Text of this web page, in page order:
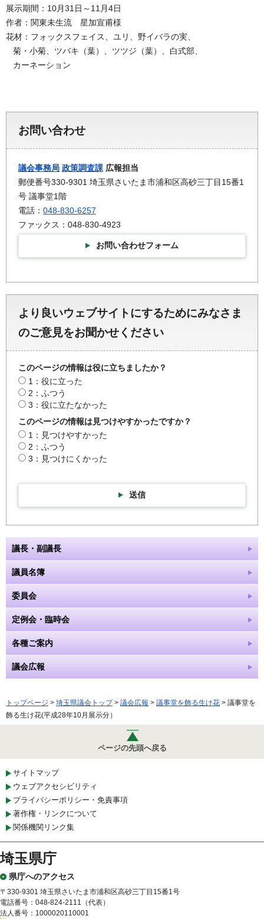
展示期間：10月31日～11月4日
作者：関東未生流 星加宣甫様
花材：フォックスフェイス、ユリ、野イバラの実、
菊・小菊、ツバキ（葉）、ツツジ（葉）、白式部、
カーネーション
お問い合わせ
議会事務局 政策調査課 広報担当
郵便番号330-9301 埼玉県さいたま市浦和区高砂三丁目15番1
号 議事堂1階
電話： 048-830-6257
ファックス：048-830-4923
お問い合わせフォーム
より良いウェブサイトにするためにみなさま
のご意見をお聞かせください
このページの情報は役に立ちましたか？
1：役に立った
2：ふつう
3：役に立たなかった
このページの情報は見つけやすかったですか？
1：見つけやすかった
2：ふつう
3：見つけにくかった
送信
議長・副議長
議員名簿
委員会
定例会・臨時会
各種ご案内
議会広報
トップページ > 埼玉県議会トップ> 議会広報 > 議事堂を飾る生け花 > 議事堂を
飾る生け花(平成28年10月展示分）
ページの先頭へ戻る
サイトマップ
ウェブアクセシビリティ
プライバシーポリシー・免責事項
著作権・リンクについて
関係機関リンク集
埼玉県庁
県庁へのアクセス
〒330-9301 埼玉県さいたま市浦和区高砂三丁目15番1号
電話番号：048-824-2111（代表）
法人番号：1000020110001